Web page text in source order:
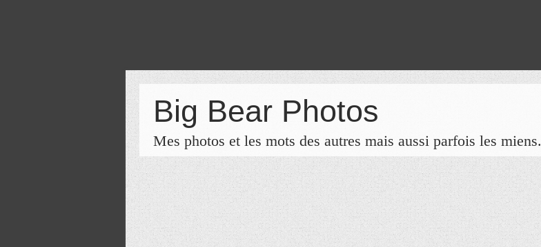
Big Bear Photos
Mes photos et les mots des autres mais aussi parfois les miens.